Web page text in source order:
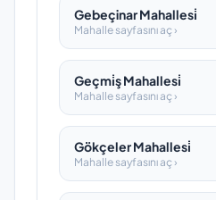
Gebeçinar Mahallesi̇
Mahalle sayfasını aç ›
Geçmi̇ş Mahallesi̇
Mahalle sayfasını aç ›
Gökçeler Mahallesi̇
Mahalle sayfasını aç ›